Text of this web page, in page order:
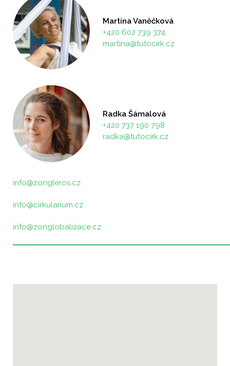
Martina Vaněčková
+420 602 739 374
martina@tutocirk.cz
Radka Šámalová
+420 737 190 798
radka@tutocirk.cz
info@zongleros.cz
info@cirkularium.cz
info@zonglobalizace.cz